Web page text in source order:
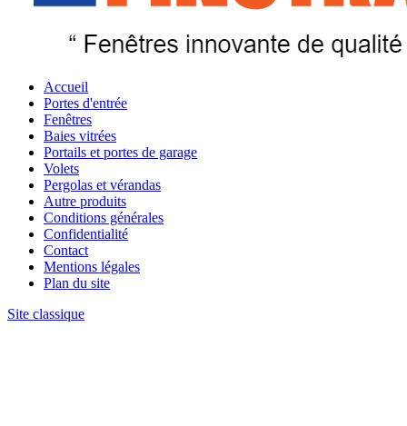
Accueil
Portes d'entrée
Fenêtres
Baies vitrées
Portails et portes de garage
Volets
Pergolas et vérandas
Autre produits
Conditions générales
Confidentialité
Contact
Mentions légales
Plan du site
Site classique